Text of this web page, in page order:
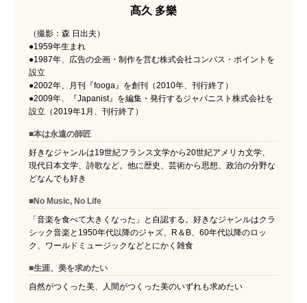
髙久 多樂
（撮影：森 日出夫）
●1959年生まれ
●1987年、広告の企画・制作を営む株式会社コンパス・ポイントを
設立
●2002年、月刊『fooga』を創刊（2010年、刊行終了）
●2009年、『Japanist』を編集・発行するジャパニスト株式会社を
設立（2019年1月、刊行終了）
■本は永遠の師匠
好きなジャンルは19世紀フランス文学から20世紀アメリカ文学、
現代日本文学、詩歌など。他に歴史、芸術から思想、政治の分野な
どなんでも好き
■No Music, No Life
「音楽を食べて大きくなった」と自認する。好きなジャンルはクラ
シック音楽と1950年代以降のジャズ、R＆B、60年代以降のロッ
ク、ワールドミュージックなどとにかく雑食
■生涯、美を求めたい
自然がつくった美、人間がつくった美のいずれも求めたい